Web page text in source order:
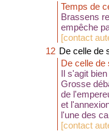
Temps de
Brassens
empêche
[contact
12 De celle de
De celle de
Il s'agit
Grosse
de
et
l'une des
[contact